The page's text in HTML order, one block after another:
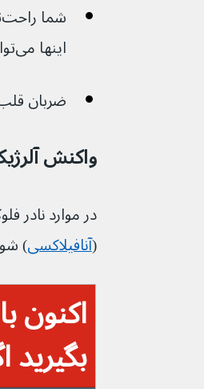
اینها می‌توانند نشانه‌های اختلال خونی باشند
ضربان قلب
واکنش
در موارد
(آنافیلاکسی)
اکنون
بگیرید